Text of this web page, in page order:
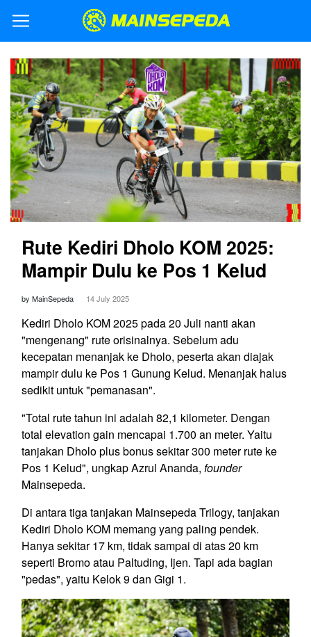
Rute Kediri Dholo KOM 2025:
Mampir Dulu ke Pos 1 Kelud
by MainSepeda 14 July 2025
Kediri Dholo KOM 2025 pada 20 Juli nanti akan
"mengenang" rute orisinalnya. Sebelum adu
kecepatan menanjak ke Dholo, peserta akan diajak
mampir dulu ke Pos 1 Gunung Kelud. Menanjak halus
sedikit untuk "pemanasan".
"Total rute tahun ini adalah 82,1 kilometer. Dengan
total elevation gain mencapai 1.700 an meter. Yaitu
tanjakan Dholo plus bonus sekitar 300 meter rute ke
Pos 1 Kelud", ungkap Azrul Ananda, founder
Mainsepeda.
Di antara tiga tanjakan Mainsepeda Trilogy, tanjakan
Kediri Dholo KOM memang yang paling pendek.
Hanya sekitar 17 km, tidak sampai di atas 20 km
seperti Bromo atau Paltuding, Ijen. Tapi ada bagian
"pedas", yaitu Kelok 9 dan Gigi 1.